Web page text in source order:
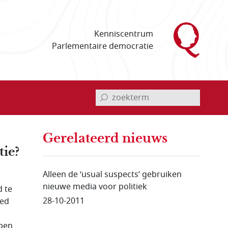
Kenniscentrum
Parlementaire democratie
invoerveld zoekterm
te
Gerelateerd nieuws
Alleen de ‘usual suspects’ gebruiken
nieuwe media voor politiek
28-10-2011